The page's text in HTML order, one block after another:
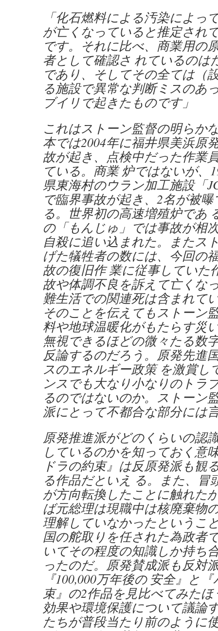
「化石燃料による汚染によっ
が亡くなっていると推定され
です。それに比べ、商業用の
者として確認さ れているのは
であり、そしてその全ては（
る施設で異常な判断ミスのあ
ブイリで起きたものです」
これはストーン監督の明らか
本では2004年に福井県美浜原
故が起き、点検中だった作業
ている。商業 炉ではないが、
県東海村のウラン加工施設「
で臨界事故が起き、2名が被
る。世界初の高速増殖炉であ
の「もんじゅ」では事故が相
自殺に追い込まれた。またス
げた犠牲者の数には、今回の
故の復旧作 業に従事していた
故や体調不良を訴えて亡くな
難生活での関連死は含まれて
そのことを伝えてもストーン
料や地球温暖化がもたらす災
無視できるほどの微々たる数
反論するのだろう。原発先進
スのエネルギー政策 を激賞し
ンスでも大なり小なりのトラ
るのではないのか。ストーン
派にとって不都合な部分には
原発推進派がどのくらいの認
しているのかを知っておく意
ドラの約束』は反原発派も観
る作品だといえ る。また、冒
が方向転換したことに触れた
ば元総理は現職中は核廃棄物
理解していなかったというこ
国の舵取りを任された為政者
いてその程度の知識しか持ち
ったのだ。原発賛成派も反対
『100,000万年後の 安全』と
束』の2作品を見比べてみた
効果や環境保護について議論
たちが普段当たり前のように